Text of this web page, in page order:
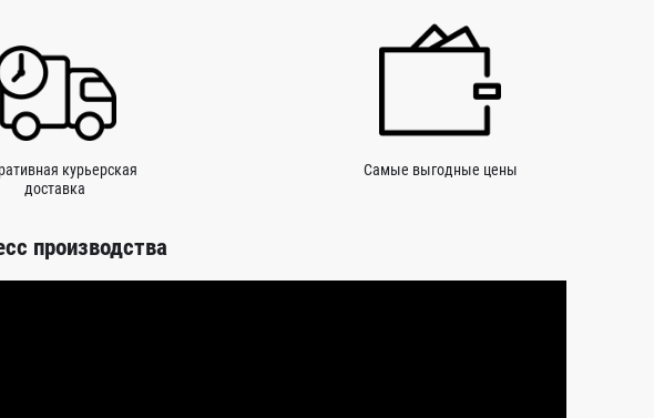
курьерская
доставка
Самые выгодные цены
производства